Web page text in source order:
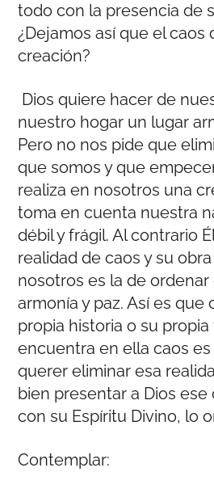
todo con la presencia de
¿Dejamos así que el caos
creación?
Dios quiere hacer de
nuestro hogar un lugar
Pero no nos pide que
que somos y que
realiza en nosotros una
toma en cuenta nuestra
débil y frágil. Al contrario
realidad de caos y su
nosotros es la de
armonía y paz. Así es que
propia historia o su propia
encuentra en ella caos
querer eliminar esa
bien presentar a Dios ese
con su Espíritu Divino, lo
Contemplar: